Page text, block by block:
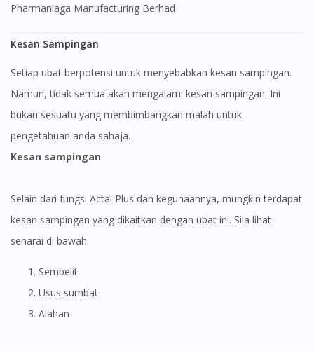
Pharmaniaga Manufacturing Berhad
Kesan Sampingan
Setiap ubat berpotensi untuk menyebabkan kesan sampingan.
Namun, tidak semua akan mengalami kesan sampingan. Ini
bukan sesuatu yang membimbangkan malah untuk
pengetahuan anda sahaja.
Kesan sampingan
Selain dari fungsi Actal Plus dan kegunaannya, mungkin terdapat
kesan sampingan yang dikaitkan dengan ubat ini. Sila lihat
senarai di bawah:
Sembelit
Usus sumbat
Alahan